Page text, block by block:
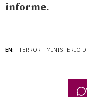
EN: TERROR MINISTERIO
informe.